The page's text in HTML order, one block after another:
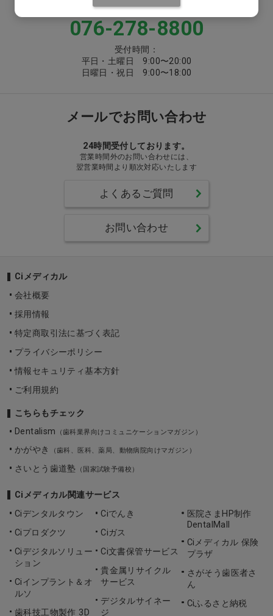
076-278-8800
受付時間：
平日・土曜日 9:00〜20:00
日曜日・祝日 9:00〜18:00
メールでお問い合わせ
24時間受付しております。
営業時間外のお問い合わせには、
翌営業時間より順次対応いたします
よくあるご質問
お問い合わせ
Ciメディカル
会社概要
採用情報
特定商取引法に基づく表記
プライバシーポリシー
情報セキュリティ基本方針
ご利用規約
こちらもチェック
Dentalism
（歯科業界向けコミュニケーションマガジン）
かがやき （歯科、医科、薬局、動物病院向けマガジン）
さいとう歯道塾 （国家試験予備校）
Ciメディカル関連サービス
Ciデンタルタウン
Ciプロダクツ
Ciデジタルソリュー
ション
Ciインプラント＆オ
ルソ
歯科技工物製作 3D
Ciでんき
Ciガス
Ci文書保管サービス
貴金属リサイクル
サービス
デジタルサイネー
ジ
医院さまHP制作
DentalMall
Ciメディカル 保険
プラザ
さがそう歯医者さ
ん
Ciふるさと納税